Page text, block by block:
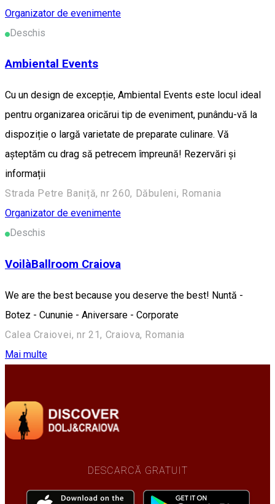
Organizator de evenimente
Deschis
Ambiental Events
Cu un design de excepție, Ambiental Events este locul ideal
pentru organizarea oricărui tip de eveniment, punându-vă la
dispoziție o largă varietate de preparate culinare. Vă
așteptăm cu drag să petrecem împreună! Rezervări și
informații
Strada Petre Baniță, nr 260, Dăbuleni, Romania
Organizator de evenimente
Deschis
VoilàBallroom Craiova
We are the best because you deserve the best! Nuntă -
Botez - Cununie - Aniversare - Corporate
Calea Craiovei, nr 21, Craiova, Romania
Mai multe
DESCARCĂ GRATUIT